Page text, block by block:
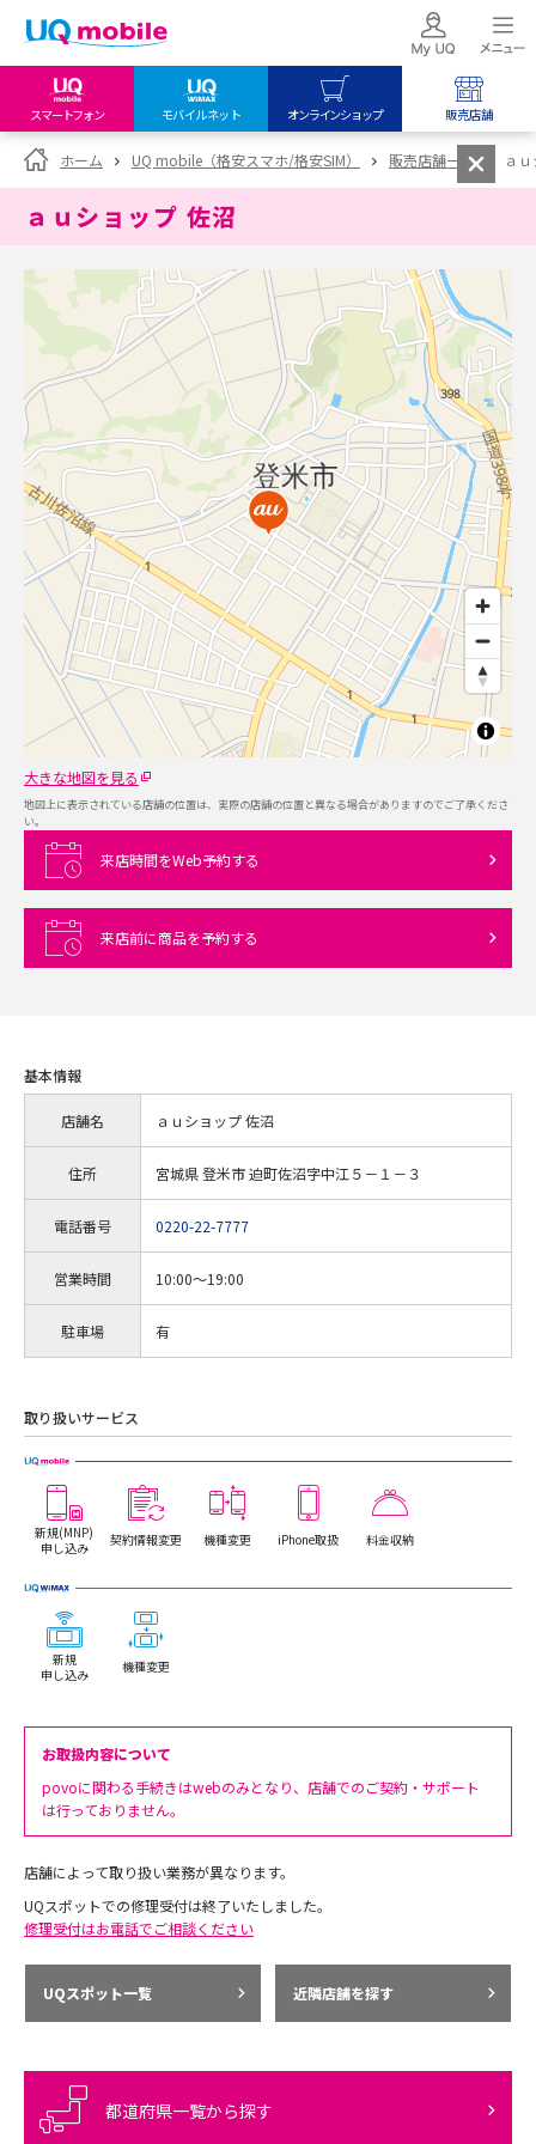
スマートフォン モバイルネット オンラインショップ 販売店舗
my UQ WiMAX
UQ WiMAX ご契約の方
My UQ mobile
UQ mobile
データチャージサイト
UQ mobile
オンラインショップ
UQ WiMAX
UQ mobile
販売店舗
UQ WiMAX
ホーム UQ mobile（格安スマホ/格安SIM） 販売店舗一覧 ａ
ａｕショップ 佐沼
大きな地図を見る
地図上に表示されている店舗の位置は、実際の店舗の位置と異なる場合がありますのでご了承くださ
い。
来店時間をWeb予約する
来店前に商品を予約する
基本情報
店舗名 ａｕショップ 佐沼
住所 宮城県 登米市 迫町佐沼字中江５－１－３
電話番号 0220-22-7777
営業時間 10:00～19:00
駐車場 有
取り扱いサービス
新規(MNP)
申し込み
契約情報変更 機種変更 iPhone取扱 料金収納
新規
申し込み
機種変更
お取扱内容について
povoに関わる手続きはwebのみとなり、店舗でのご契約・サポート
は行っておりません。
店舗によって取り扱い業務が異なります。
UQスポットでの修理受付は終了いたしました。
修理受付はお電話でご相談ください
UQスポット一覧 近隣店舗を探す
都道府県一覧から探す